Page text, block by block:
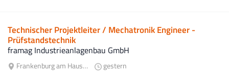
Technischer Projektleiter / Mechatronik Engineer -
Prüfstandstechnik
framag Industrieanlagenbau GmbH
Frankenburg am Hausruck gestern